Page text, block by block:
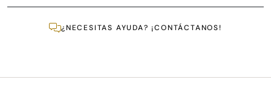
¿NECESITAS AYUDA? ¡CONTÁCTANOS!